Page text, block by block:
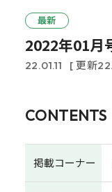
最新
2022年01月
22.01.11 [ 更新
CONTENTS
掲載コーナー